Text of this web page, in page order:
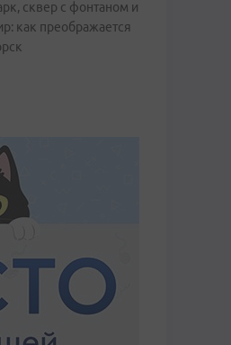
сквер с фонтаном и
как преображается